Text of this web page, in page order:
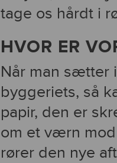
tage os hårdt i
HVOR ER
Når man sætter
byggeriets, så
papir, den er
om et værn
rører den nye